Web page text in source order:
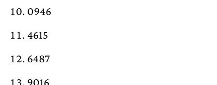
0946
4615
6487
9016